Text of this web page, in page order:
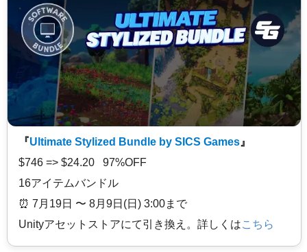
『Ultimate Stylized Bundle by SICS Games 』
$746 => $24.20 97%OFF
16アイテムバンドル
⏰️ 7月19日 〜 8月9日(日) 3:00まで
Unityアセットストアにて引き換え。詳しくはこちら